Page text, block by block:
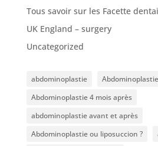
Tous savoir sur les Facette
UK England – surgery
Uncategorized
abdominoplastie
Abdominoplastie 4 mois après
abdominoplastie avant et après
Abdominoplastie ou liposuccion ?